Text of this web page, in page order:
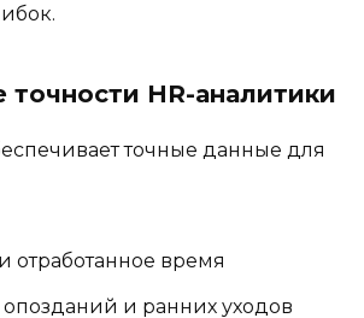
HR-аналитики
точные данные для
отработанное время
опозданий и ранних уходов